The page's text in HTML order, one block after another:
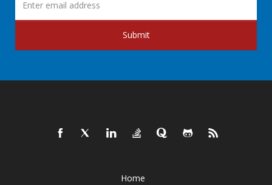
Submit
Home